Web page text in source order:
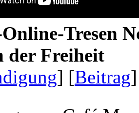
Tresen
der Freiheit
] [Beitrag